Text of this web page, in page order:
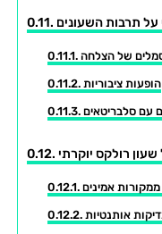
תרבות השעונים
של הצלחה
הופעות ציבוריות
עם סלבריטאים
רולקס יוקרתי
ממקורות אמינים
אותנטיות